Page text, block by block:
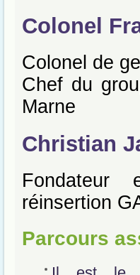
Colonel
Colonel de
Chef du
Marne
Christian
Fondateur
réinsertion
Parcours